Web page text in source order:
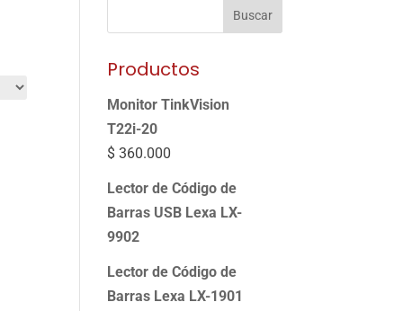
Buscar
Productos
Monitor TinkVision
T22i-20
$ 360.000
Lector de Código de
Barras USB Lexa LX-
9902
Lector de Código de
Barras Lexa LX-1901